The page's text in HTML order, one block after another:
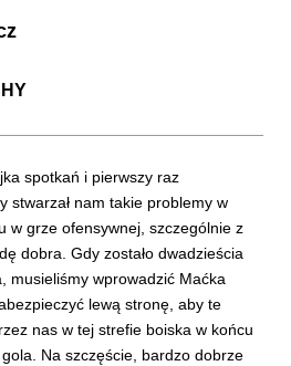
spotkań i pierwszy raz
stwarzał nam takie problemy w
w grze ofensywnej, szczególnie z
dobra. Gdy zostało dwadzieścia
musieliśmy wprowadzić Maćka
lewą stronę, aby te
nas w tej strefie boiska w końcu
Na szczęście, bardzo dobrze